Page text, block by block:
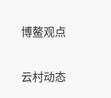
博鳌观点
云村动态